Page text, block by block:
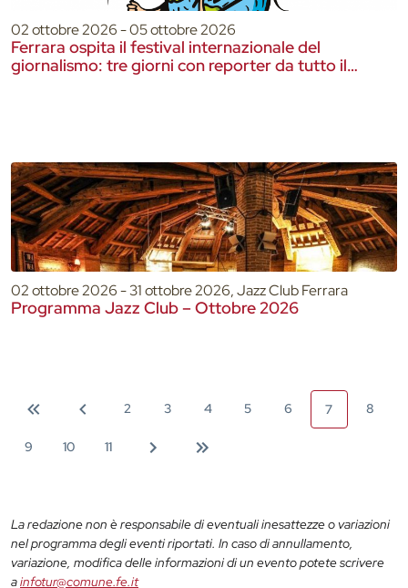
02 ottobre 2026 - 05 ottobre 2026
Ferrara ospita il festival internazionale del
giornalismo: tre giorni con reporter da tutto il
02 ottobre 2026 - 31 ottobre 2026, Jazz Club Ferrara
Programma Jazz Club – Ottobre 2026
2 3 4 5 6 7 8
9 10 11
La redazione non è responsabile di eventuali inesattezze o variazioni
nel programma degli eventi riportati. In caso di annullamento,
variazione, modifica delle informazioni di un evento potete scrivere
ainfotur@comune.fe.it